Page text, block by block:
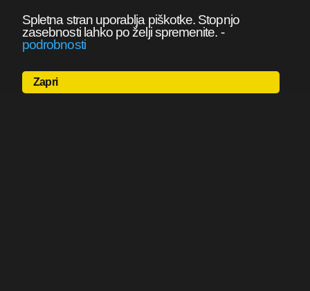
Spletna stran uporablja piškotke. Stopnjo
zasebnosti lahko po želji spremenite. -
podrobnosti
Zapri